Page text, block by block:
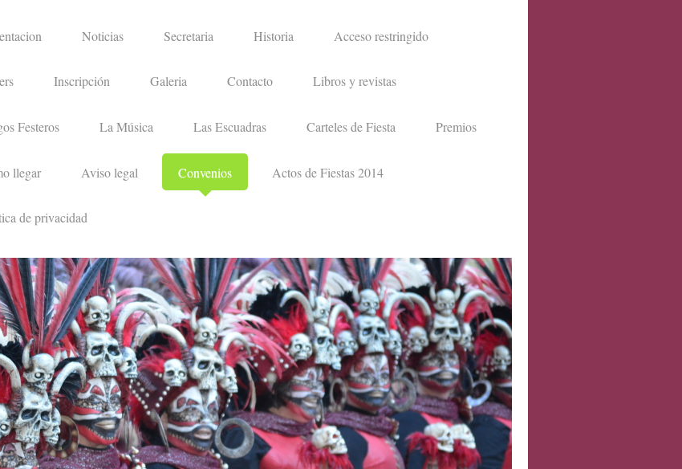
Noticias Secretaria Historia Acceso restringido
Inscripción Galeria Contacto Libros y revistas
Festeros La Música Las Escuadras Carteles de Fiesta Premios
llegar Aviso legal Convenios Actos de Fiestas 2014
de privacidad